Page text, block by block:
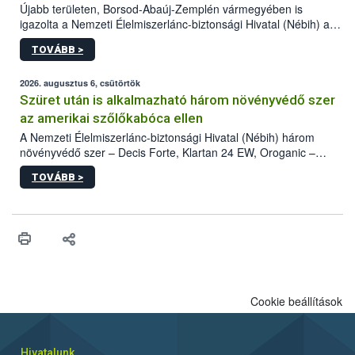
Újabb területen, Borsod-Abaúj-Zemplén vármegyében is
igazolta a Nemzeti Élelmiszerlánc-biztonsági Hivatal (Nébih) a
kőrisrontó karcsúdíszbogár (Agrilus planipennis) jelenlétét. A
kártevőt nem csak színcsapdában találták meg, de már fertőzött
az intenzív felderítést, emellett az intézkedéseket a szlovák
hatósággal is összehangolják a terjedés megállítása érdekében.
TOVÁBB >
2026. augusztus 6, csütörtök
Szüret után is alkalmazható három növényvédő szer
az amerikai szőlőkabóca ellen
A Nemzeti Élelmiszerlánc-biztonsági Hivatal (Nébih) három
növényvédő szer – Decis Forte, Klartan 24 EW, Oroganic –
engedélyokiratát módosította, így azok a szüretet követően,
egészen a vesszőérettség (BBCH 91) stádiumáig
érésű szőlőkben is legyen lehetőség a károsító elleni további
felhasználók számára is elérhető és ökológiai termesztésben is
TOVÁBB >
Cookie beállítások
Hivatalunk